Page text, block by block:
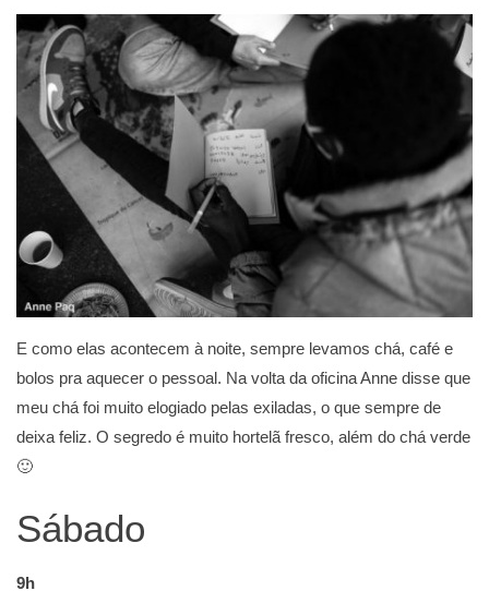
E como elas acontecem à noite, sempre levamos chá, café e
bolos pra aquecer o pessoal. Na volta da oficina Anne disse que
meu chá foi muito elogiado pelas exiladas, o que sempre de
deixa feliz. O segredo é muito hortelã fresco, além do chá verde
🙂
Sábado
9h